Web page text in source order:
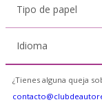
Tipo de papel
Idioma
¿Tienes alguna queja